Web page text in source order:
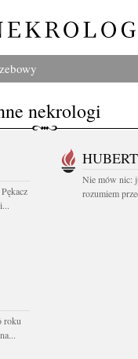
nekrologi
Nie mów nic:
rozumiem
roku